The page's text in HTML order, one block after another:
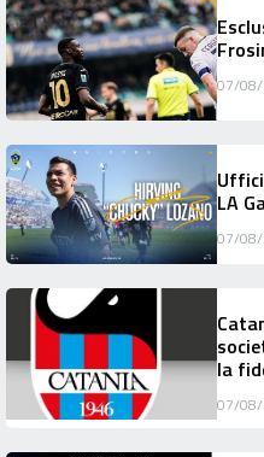
07/08/
LA
07/08/
la
07/08/